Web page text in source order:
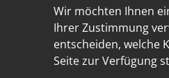
Wir möchten Ihnen
Ihrer Zustimmung
entscheiden, welche
Seite zur Verfügung